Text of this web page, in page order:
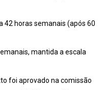
42 horas semanais (após 60
mantida a escala
foi aprovado na comissão